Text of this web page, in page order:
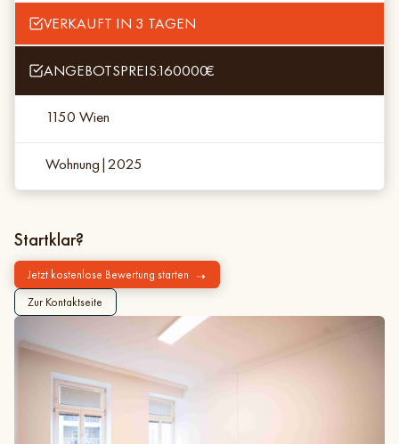
VERKAUFT IN 3 TAGEN
ANGEBOTSPREIS:160000€
1150 Wien
Wohnung|2025
Startklar?
Jetzt kostenlose Bewertung starten ➝
Zur Kontaktseite